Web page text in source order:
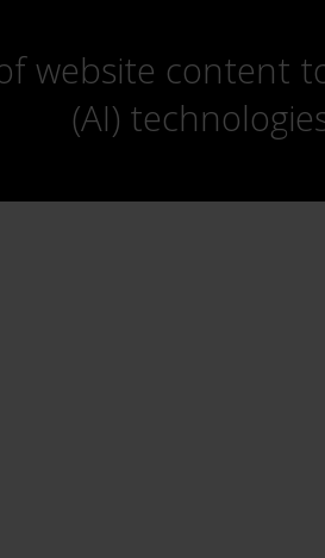
website content
(AI)